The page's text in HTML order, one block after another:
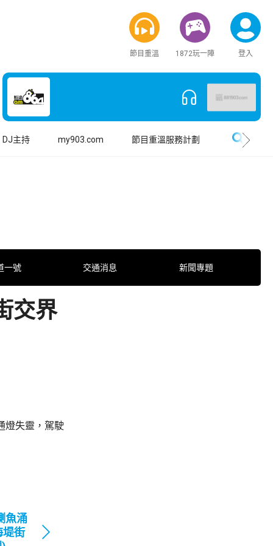
節目重溫 1872玩一陣 登入
DJ主持 my903.com 節目重溫服務計劃
一號 交通消息 新聞專題
交界
燈失靈，駕駛
魚涌
堤街